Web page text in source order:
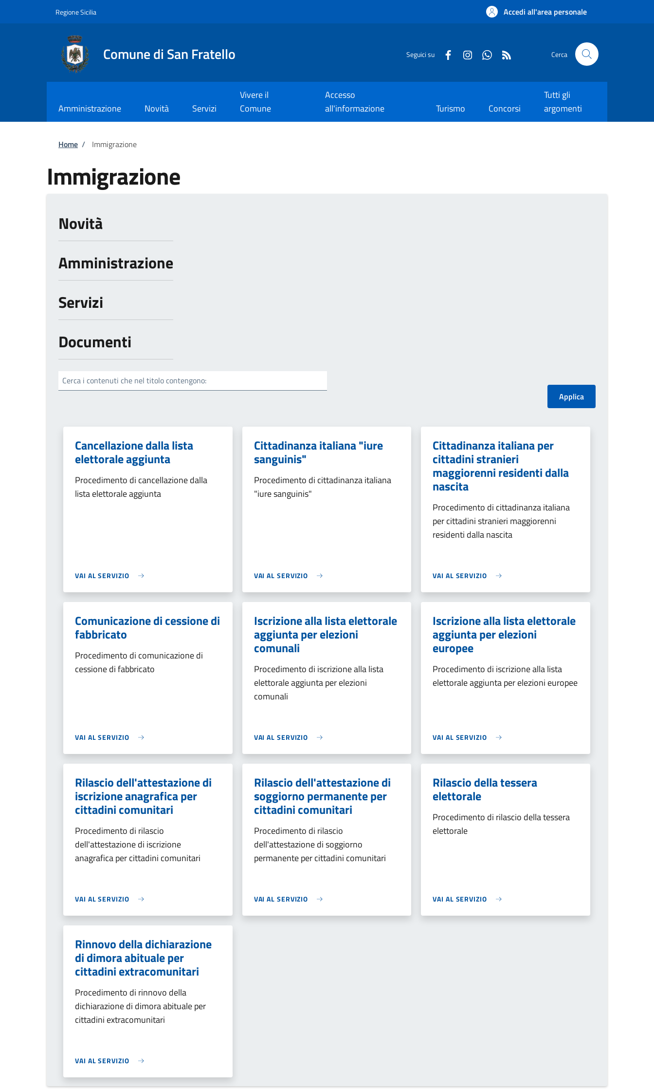
Regione Sicilia Accedi all'area personale
Comune di San Fratello Seguici su Cerca
Amministrazione Novità Servizi
Vivere il
Comune
Accesso
all'informazione
Turismo Concorsi
Tutti gli
argomenti
Briciole di pane
Home / Immigrazione
Immigrazione
Novità
Amministrazione
Servizi
Documenti
Cerca i contenuti che nel titolo contengono:
Cancellazione dalla lista
elettorale aggiunta
Procedimento di cancellazione dalla
lista elettorale aggiunta
VAI AL SERVIZIO
Cittadinanza italiana "iure
sanguinis"
Procedimento di cittadinanza italiana
"iure sanguinis"
VAI AL SERVIZIO
Cittadinanza italiana per
cittadini stranieri
maggiorenni residenti dalla
nascita
Procedimento di cittadinanza italiana
per cittadini stranieri maggiorenni
residenti dalla nascita
VAI AL SERVIZIO
Comunicazione di cessione di
fabbricato
Procedimento di comunicazione di
cessione di fabbricato
VAI AL SERVIZIO
Iscrizione alla lista elettorale
aggiunta per elezioni
comunali
Procedimento di iscrizione alla lista
elettorale aggiunta per elezioni
comunali
VAI AL SERVIZIO
Iscrizione alla lista elettorale
aggiunta per elezioni
europee
Procedimento di iscrizione alla lista
elettorale aggiunta per elezioni europee
VAI AL SERVIZIO
Rilascio dell'attestazione di
iscrizione anagrafica per
cittadini comunitari
Procedimento di rilascio
dell'attestazione di iscrizione
anagrafica per cittadini comunitari
VAI AL SERVIZIO
Rilascio dell'attestazione di
soggiorno permanente per
cittadini comunitari
Procedimento di rilascio
dell'attestazione di soggiorno
permanente per cittadini comunitari
VAI AL SERVIZIO
Rilascio della tessera
elettorale
Procedimento di rilascio della tessera
elettorale
VAI AL SERVIZIO
Rinnovo della dichiarazione
di dimora abituale per
cittadini extracomunitari
Procedimento di rinnovo della
dichiarazione di dimora abituale per
cittadini extracomunitari
VAI AL SERVIZIO